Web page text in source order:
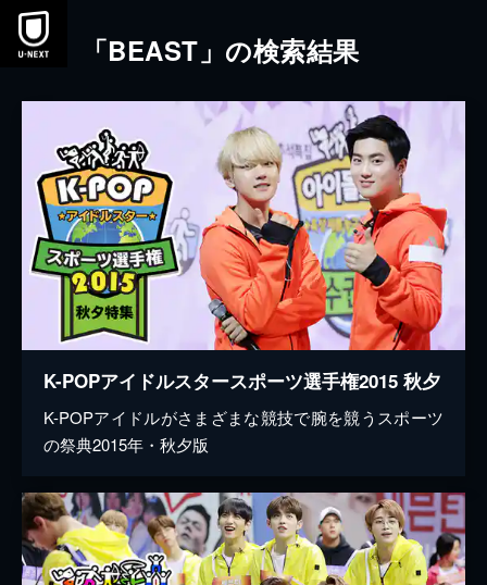
本文へスキップ
「BEAST」の検索結果
K-POPアイドルスタースポーツ選手権2015 秋夕
K-POPアイドルがさまざまな競技で腕を競うスポーツ
の祭典2015年・秋夕版